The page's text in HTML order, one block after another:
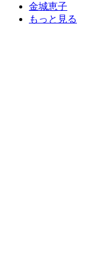
金城恵子
もっと見る